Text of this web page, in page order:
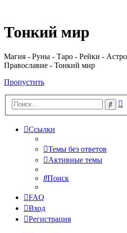
Тонкий мир
Магия - Руны - Таро - Рейки -
Православие - Тонкий мир
Пропустить
Поиск
Ссылки
Темы без ответов
Активные темы
Поиск
FAQ
Вход
Регистрация